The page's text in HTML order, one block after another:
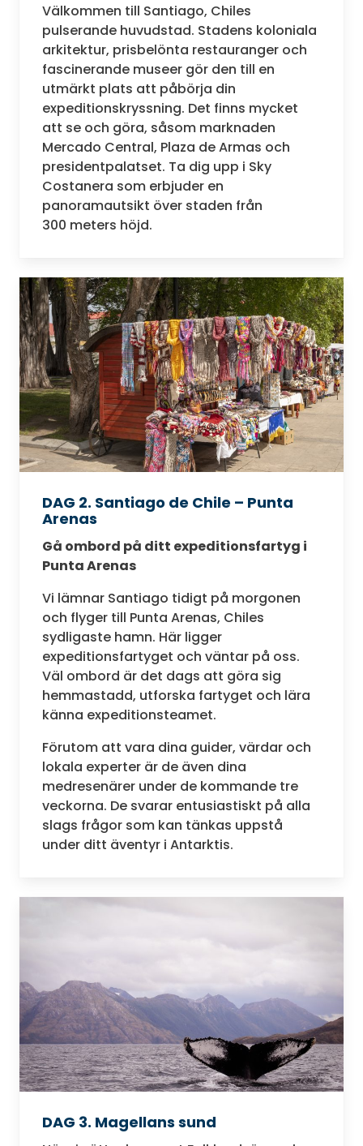
Välkommen till Santiago, Chiles
pulserande huvudstad. Stadens koloniala
arkitektur, prisbelönta restauranger och
fascinerande museer gör den till en
utmärkt plats att påbörja din
expeditionskryssning. Det finns mycket
att se och göra, såsom marknaden
Mercado Central, Plaza de Armas och
presidentpalatset. Ta dig upp i Sky
Costanera som erbjuder en
panoramautsikt över staden från
300 meters höjd.
DAG 2. Santiago de Chile – Punta
Arenas
Gå ombord på ditt expeditionsfartyg i
Punta Arenas
Vi lämnar Santiago tidigt på morgonen
och flyger till Punta Arenas, Chiles
sydligaste hamn. Här ligger
expeditionsfartyget och väntar på oss.
Väl ombord är det dags att göra sig
hemmastadd, utforska fartyget och lära
känna expeditionsteamet.
Förutom att vara dina guider, värdar och
lokala experter är de även dina
medresenärer under de kommande tre
veckorna. De svarar entusiastiskt på alla
slags frågor som kan tänkas uppstå
under ditt äventyr i Antarktis.
DAG 3. Magellans sund